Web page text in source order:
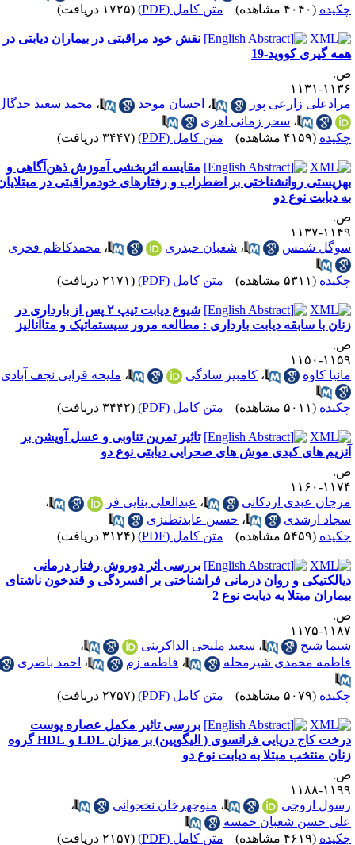
(۴۰۴۰ مشاهده) | متن کامل (PDF) (۱۷۲۵ دریافت)
نقش خود مراقبتی در بیماران دیابتی در
گیری کووید-19
۱۱۳۱
زارعی پور
،احسان موحد ،محمد سعید جدگال
،سحر زمانی اهری
(۴۱۵۹ مشاهده) | متن کامل (PDF) (۳۴۴۷ دریافت)
مقایسه اثربخشی آموزش ذهن‌آگاهی و
روانشناختی بر اضطراب و رفتارهای خودمراقبتی در مبتلایان
دیابت نوع دو
۱۱۳۷
شمس
،شعبان حیدری ،محمدکاظم فخری
(۵۳۱۱ مشاهده) | متن کامل (PDF) (۲۱۷۱ دریافت)
شیوع دیابت تیپ ۲ پس از بارداری در
با سابقه دیابت بارداری : مطالعه مرور سیستماتیک و متاآنالیز
۱۱۵۰
کاوه
،کامبیز سادگی ،ملیحه قرایی نجف آبادی
(۵۰۱۱ مشاهده) | متن کامل (PDF) (۳۴۴۲ دریافت)
تاثیر تمرین تناوبی و عسل آویشن بر
های کبدی موش های صحرایی دیابتی نوع دو
۱۱۶۰
عبدی اردکانی
،عبدالعلی بنایی فر
،
ارشدی
،حسین عابدنطنزی
(۵۴۵۹ مشاهده) | متن کامل (PDF) (۳۱۲۴ دریافت)
بررسی اثر دوروش رفتار درمانی
و روان درمانی فراشناختی بر افسردگی و قندخون ناشتای
مبتلا به دیابت نوع 2
۱۱۷۵
شیخ
،سعید ملیحی الذاکرینی
،
محمدی شیرمحله
،فاطمه زم ،احمد باصری
(۵۰۷۹ مشاهده) | متن کامل (PDF) (۲۷۵۷ دریافت)
بررسی تاثیر مکمل عصاره پوست
درخت کاج دریایی فرانسوی ( الیگوپین) بر میزان LDL و HDL گروه
منتخب مبتلا به دیابت نوع دو
۱۱۸۸
اروجی
،منوچهرخان نخجوانی
،
حسن شعبان خمسه
(۴۶۱۹ مشاهده) | متن کامل (PDF) (۲۱۵۷ دریافت)